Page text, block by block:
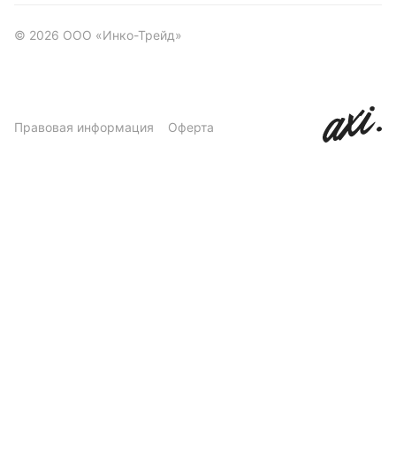
© 2026 ООО «Инко-Трейд»
Правовая информация Оферта